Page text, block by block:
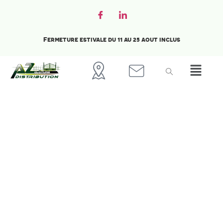
Fermeture estivale du 11 au 25 aout inclus